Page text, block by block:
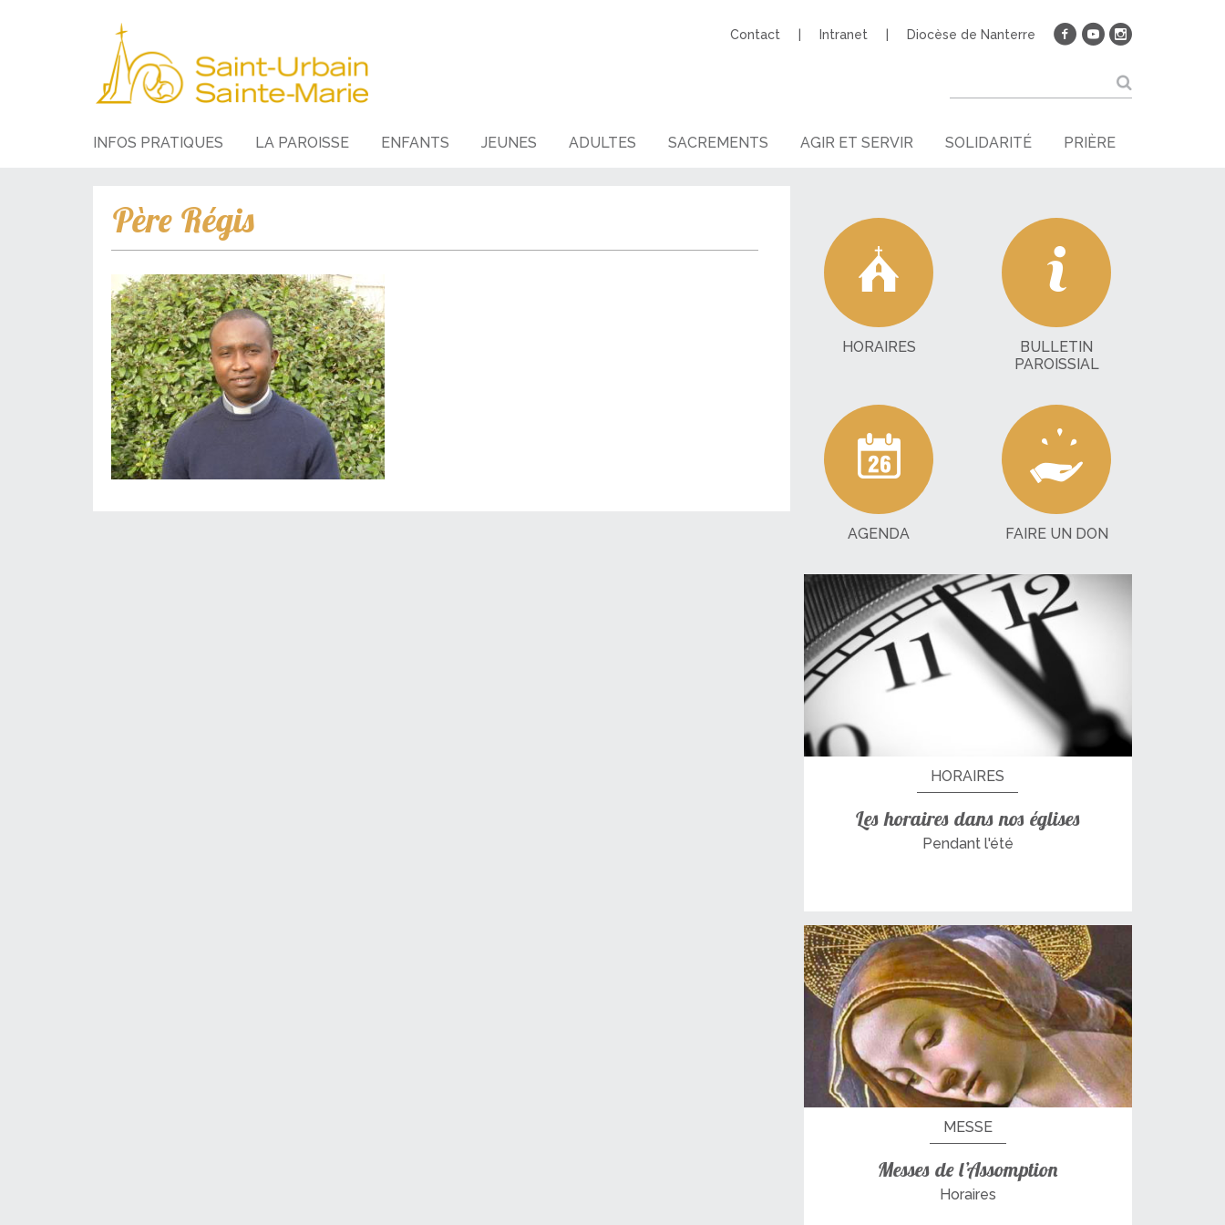
Contact Intranet Diocèse de Nanterre
INFOS PRATIQUES LA PAROISSE ENFANTS JEUNES ADULTES SACREMENTS AGIR ET SERVIR SOLIDARITÉ PRIÈRE
Père Régis
HORAIRES
BULLETIN
PAROISSIAL
AGENDA FAIRE UN DON
HORAIRES
Les horaires dans nos églises
Pendant l'été
MESSE
Messes de l’Assomption
Horaires